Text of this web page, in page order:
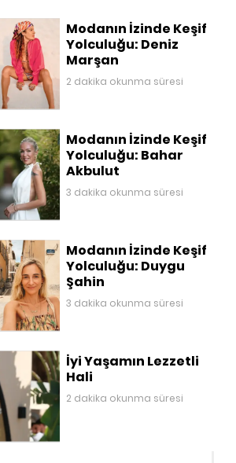
Modanın İzinde Keşif
Yolculuğu: Deniz
Marşan
2 dakika okunma süresi
Modanın İzinde Keşif
Yolculuğu: Bahar
Akbulut
3 dakika okunma süresi
Modanın İzinde Keşif
Yolculuğu: Duygu
Şahin
3 dakika okunma süresi
İyi Yaşamın Lezzetli
Hali
2 dakika okunma süresi